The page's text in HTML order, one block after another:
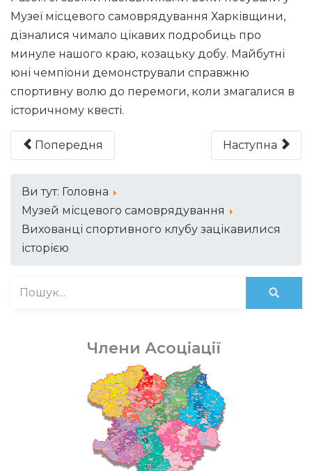
Музеї місцевого самоврядування Харківщини,
дізналися чимало цікавих подробиць про
минуле нашого краю, козацьку добу. Майбутні
юні чемпіони демонстрували справжню
спортивну волю до перемоги, коли змагалися в
історичному квесті.
Попередня Наступна
Ви тут: Головна
Музей місцевого самоврядування
Вихованці спортивного клубу зацікавилися
історією
Члени Асоціації